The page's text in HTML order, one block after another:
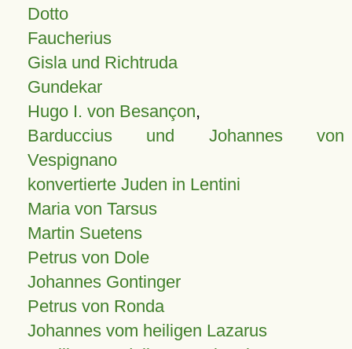
Dotto
Faucherius
Gisla und Richtruda
Gundekar
Hugo I. von Besançon,
Barduccius und Johannes von
Vespignano
konvertierte Juden in Lentini
Maria von Tarsus
Martin Suetens
Petrus von Dole
Johannes Gontinger
Petrus von Ronda
Johannes vom heiligen Lazarus